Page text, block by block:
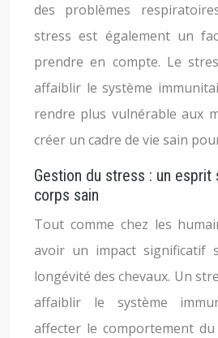
des problèmes
stress est également un
prendre en compte. Le
affaiblir le système
rendre plus vulnérable aux
créer un cadre de vie sain
Gestion du stress : un esprit
corps sain
Tout comme chez les
avoir un impact significatif
longévité des chevaux. Un
affaiblir le système
affecter le comportement du